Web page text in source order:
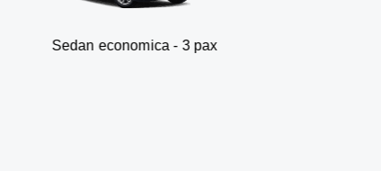
- 3 pax